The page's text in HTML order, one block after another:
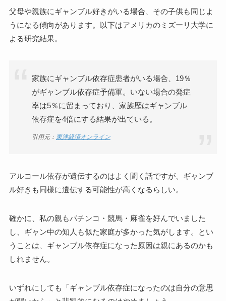
父母や親族にギャンブル好きがいる場合、その子供も同じよ
うになる傾向があります。以下はアメリカのミズーリ大学に
よる研究結果。
家族にギャンブル依存症患者がいる場合、19％
がギャンブル依存症予備軍。いない場合の発症
率は5％に留まっており、家族歴はギャンブル
依存症を4倍にする結果が出ている。
引用元： 東洋経済オンライン
アルコール依存が遺伝するのはよく聞く話ですが、ギャンブ
ル好きも同様に遺伝する可能性が高くなるらしい。
確かに、私の親もパチンコ・競馬・麻雀を好んでいました
し、ギャン中の知人も似た家庭が多かった気がします。とい
うことは、ギャンブル依存症になった原因は親にあるのかも
しれません。
いずれにしても「ギャンブル依存症になったのは自分の意思